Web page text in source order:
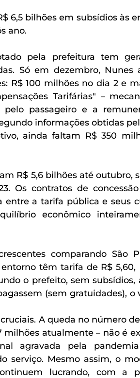
6,5 bilhões em subsídios às
ano.
pela prefeitura tem
Só em dezembro, Nunes
R$ 100 milhões no dia 2 e
Tarifárias" –
passageiro e a
informações obtidas
ainda faltam R$ 350
R$ 5,6 bilhões até outubro,
Os contratos de
a tarifa pública e seus
econômico
comparando São
têm tarifa de R$ 5,60,
o prefeito, sem
(sem gratuidades),
A queda no número
milhões atualmente – não é
agravada pela
serviço. Mesmo assim, o
lucrando, com a